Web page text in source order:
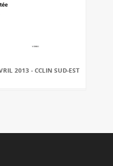
2013 - CCLIN SUD-EST